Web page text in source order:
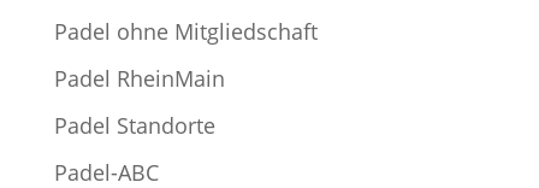
Padel ohne Mitgliedschaft
Padel RheinMain
Padel Standorte
Padel-ABC